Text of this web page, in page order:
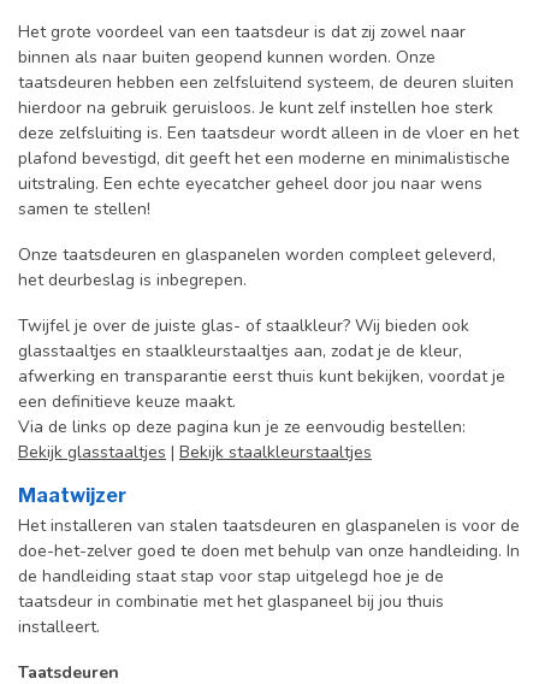
Het grote voordeel van een taatsdeur is dat zij zowel naar
binnen als naar buiten geopend kunnen worden. Onze
taatsdeuren hebben een zelfsluitend systeem, de deuren sluiten
hierdoor na gebruik geruisloos. Je kunt zelf instellen hoe sterk
deze zelfsluiting is. Een taatsdeur wordt alleen in de vloer en het
plafond bevestigd, dit geeft het een moderne en minimalistische
uitstraling. Een echte eyecatcher geheel door jou naar wens
samen te stellen!
Onze taatsdeuren en glaspanelen worden compleet geleverd,
het deurbeslag is inbegrepen.
Twijfel je over de juiste glas- of staalkleur? Wij bieden ook
glasstaaltjes en staalkleurstaaltjes aan, zodat je de kleur,
afwerking en transparantie eerst thuis kunt bekijken, voordat je
een definitieve keuze maakt.
Via de links op deze pagina kun je ze eenvoudig bestellen:
Bekijk glasstaaltjes | Bekijk staalkleurstaaltjes
Maatwijzer
Het installeren van stalen taatsdeuren en glaspanelen is voor de
doe-het-zelver goed te doen met behulp van onze handleiding. In
de handleiding staat stap voor stap uitgelegd hoe je de
taatsdeur in combinatie met het glaspaneel bij jou thuis
installeert.
Taatsdeuren